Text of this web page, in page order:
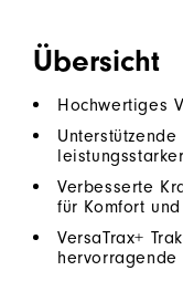
Übersicht
Hochwertiges
Unterstützende
Verbesserte
für Komfort
VersaTrax+
hervorragende